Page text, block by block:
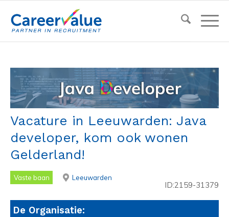
Vacature in Leeuwarden: Java
developer, kom ook wonen
Gelderland!
Vaste baan Leeuwarden
ID:2159-31379
De Organisatie: